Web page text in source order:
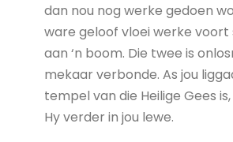
dan nou nog werke gedoen
ware geloof vloei werke voort
aan ‘n boom. Die twee is
mekaar verbonde. As jou
tempel van die Heilige Gees
Hy verder in jou lewe.